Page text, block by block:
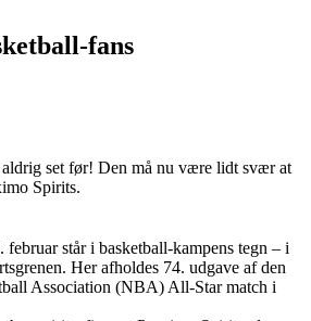
fans
set før! Den må nu være lidt svær at
Spirits.
februar står i basketball-kampens tegn – i
Her afholdes 74. udgave af den
Association (NBA) All-Star match i